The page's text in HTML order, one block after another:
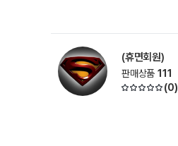
(휴면회원)
판매상품 111
(0)